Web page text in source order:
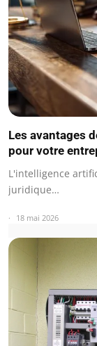
Les avantages
pour votre
L'intelligence
juridique…
18 mai 2026